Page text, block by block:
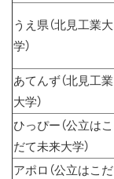
うえ県（北見工業大
学）
あてんず（北見工業
大学）
ひっぴー（公立はこ
だて未来大学）
アポロ（公立はこだ